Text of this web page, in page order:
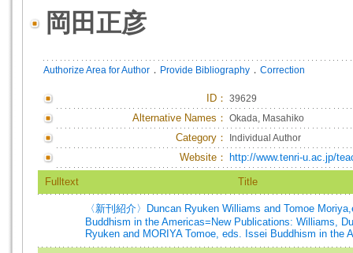
岡田正彦
Authorize Area for Author ． Provide Bibliography ． Correction
ID ： 39629
Alternative Names： Okada, Masahiko
Category： Individual Author
Website： http://www.tenri-u.ac.jp/
Fulltext Title
〈新刊紹介〉Duncan Ryuken Williams and Tomoe
Buddhism in the Americas=New Publications: Williams,
Ryuken and MORIYA Tomoe, eds. Issei Buddhism in the